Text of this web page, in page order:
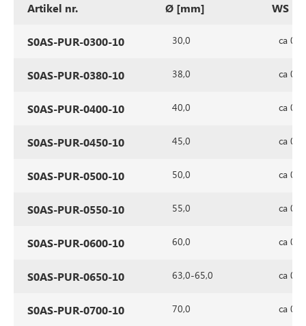
Artikel nr. Ø [mm] WS
S0AS-PUR-0300-10 30,0 ca 0,7
S0AS-PUR-0380-10 38,0 ca 0,7
S0AS-PUR-0400-10 40,0 ca 0,7
S0AS-PUR-0450-10 45,0 ca 0,7
S0AS-PUR-0500-10 50,0 ca 0,7
S0AS-PUR-0550-10 55,0 ca 0,7
S0AS-PUR-0600-10 60,0 ca 0,7
S0AS-PUR-0650-10 63,0-65,0 ca 0,7
S0AS-PUR-0700-10 70,0 ca 0,7